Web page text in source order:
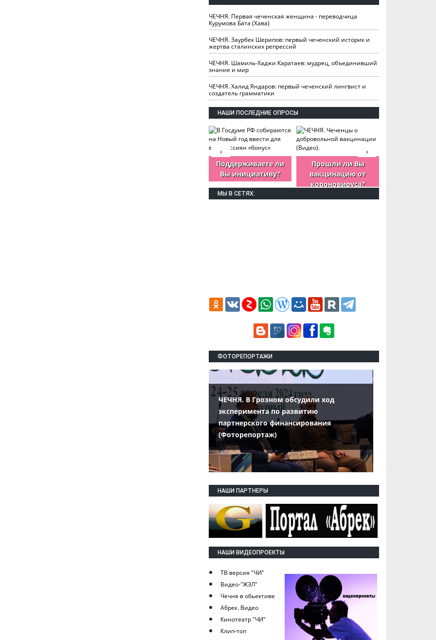
ЧЕЧНЯ. Первая чеченская женщина - переводчица
Курумова Бата (Хава)
ЧЕЧНЯ. Заурбек Шерипов: первый чеченский историк и
жертва сталинских репрессий
ЧЕЧНЯ. Шамиль-Хаджи Каратаев: мудрец, объединивший
знание и мир
ЧЕЧНЯ. Халид Яндаров: первый чеченский лингвист и
создатель грамматики
НАШИ ПОСЛЕДНИЕ ОПРОСЫ
Поддерживаете ли
Вы инициативу?
Прошли ли Вы
вакцинацию от
короновируса?
›
‹
МЫ В СЕТЯХ:
ФОТОРЕПОРТАЖИ
ЧЕЧНЯ. В Грозном обсудили ход
эксперимента по развитию
партнерского финансирования
(Фоторепортаж)
НАШИ ПАРТНЕРЫ
НАШИ ВИДЕОПРОЕКТЫ
ТВ версия "ЧИ"
Видео-"ЖЗЛ"
Чечня в обьективе
Абрек. Видео
Кинотеатр "ЧИ"
Клип-топ